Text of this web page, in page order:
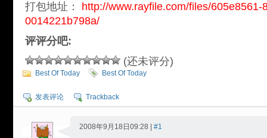
打包地址： http://www.rayfile.com/files/605e8561-
0014221b798a/
评评分吧:
(还未评分)
Best Of Today Best Of Today
发表评论 Trackback
2008年9月18日09:28 | #1